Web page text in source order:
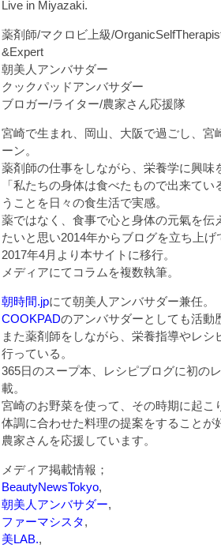
Live in Miyazaki.
薬剤師/マクロビ上級/
&Expert
朝美人アンバサダー
クックパッドアンバサダー
ブロガー/ライター/農家さん応援隊
宮崎で生まれ、岡山、大阪で過ごし、宮
ーン。
薬剤師の仕事をしながら、栄養学に興味
「私たちの身体は食べたもので出来てい
うことを日々の食生活で実感。
薬ではなく、食事で心と身体の元氣を伝
たいと思い2014年からブログを立ち上げ
2017年4月より本サイトに移行。
メディアにてコラムを複数執筆。
朝時間.jpにて朝美人アンバサダー兼任。
COOKPADのアンバサダーとしても活動
また薬剤師をしながら、栄養指導やレシ
行っている。
365日のスープ本、レシピブログに初の
載。
宮崎のお野菜を使って、その時期に起こ
体調に合わせた料理の提案をすることが
農家さんを応援しています。
メディア掲載情報；
BeautyNewsTokyo,
朝美人アンバサダー,
ファーマシスタ,
美LAB.,